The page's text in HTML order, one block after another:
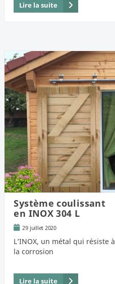
Lire la suite
Système coulissant
en INOX 304 L
29 juillet 2020
L’INOX, un métal qui résiste à
la corrosion
Lire la suite